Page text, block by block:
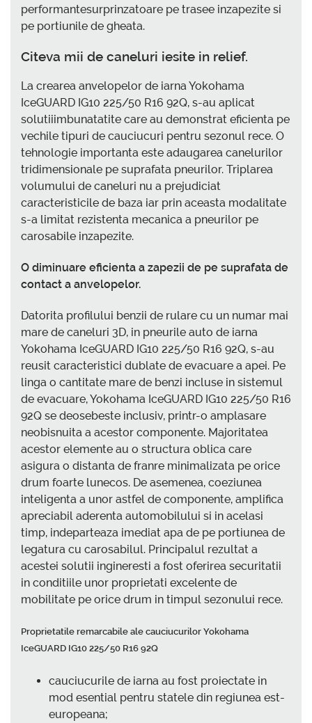
performantesurprinzatoare pe trasee inzapezite si
pe portiunile de gheata.
Citeva mii de caneluri iesite in relief.
La crearea anvelopelor de iarna Yokohama
IceGUARD IG10 225/50 R16 92Q, s-au aplicat
solutiiimbunatatite care au demonstrat eficienta pe
vechile tipuri de cauciucuri pentru sezonul rece. O
tehnologie importanta este adaugarea canelurilor
tridimensionale pe suprafata pneurilor. Triplarea
volumului de caneluri nu a prejudiciat
caracteristicile de baza iar prin aceasta modalitate
s-a limitat rezistenta mecanica a pneurilor pe
carosabile inzapezite.
O diminuare eficienta a zapezii de pe suprafata de
contact a anvelopelor.
Datorita profilului benzii de rulare cu un numar mai
mare de caneluri 3D, in pneurile auto de iarna
Yokohama IceGUARD IG10 225/50 R16 92Q, s-au
reusit caracteristici dublate de evacuare a apei. Pe
linga o cantitate mare de benzi incluse in sistemul
de evacuare, Yokohama IceGUARD IG10 225/50 R16
92Q se deosebeste inclusiv, printr-o amplasare
neobisnuita a acestor componente. Majoritatea
acestor elemente au o structura oblica care
asigura o distanta de franre minimalizata pe orice
drum foarte lunecos. De asemenea, coeziunea
inteligenta a unor astfel de componente, amplifica
apreciabil aderenta automobilului si in acelasi
timp, indeparteaza imediat apa de pe portiunea de
legatura cu carosabilul. Principalul rezultat a
acestei solutii ingineresti a fost oferirea securitatii
in conditiile unor proprietati excelente de
mobilitate pe orice drum in timpul sezonului rece.
Proprietatile remarcabile ale cauciucurilor Yokohama
IceGUARD IG10 225/50 R16 92Q
cauciucurile de iarna au fost proiectate in
mod esential pentru statele din regiunea est-
europeana;